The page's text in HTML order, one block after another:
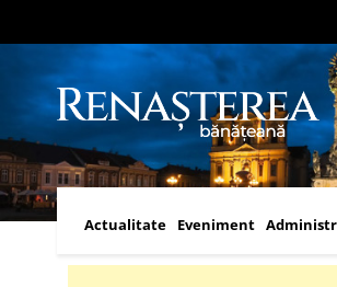
Actualitate Eveniment